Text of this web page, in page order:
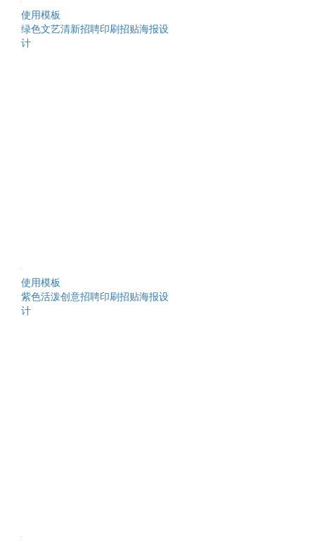
使用模板
绿色文艺清新招聘印刷招贴海报设
计
使用模板
紫色活泼创意招聘印刷招贴海报设
计